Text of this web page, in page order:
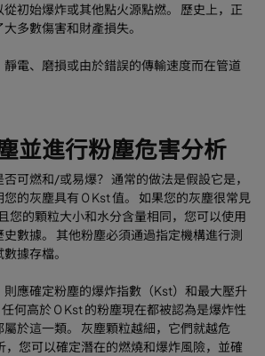
初始爆炸或其他點火源點燃。 歷史上，正
多數傷害和財產損失。
電、磨損或由於錯誤的傳輸速度而在管道
並進行粉塵危害分析
可燃和/或易爆？ 通常的做法是假設它是，
的灰塵具有 0 Kst 值。 如果您的灰塵很常見
您的顆粒大小和水分含量相同，您可以使用
數據。 其他粉塵必須通過指定機構進行測
據存檔。
應確定粉塵的爆炸指數（Kst）和最大壓升
任何高於 0 Kst 的粉塵現在都被認為是爆炸性
於這一類。 灰塵顆粒越細，它們就越危
，您可以確定潛在的燃燒和爆炸風險，並確